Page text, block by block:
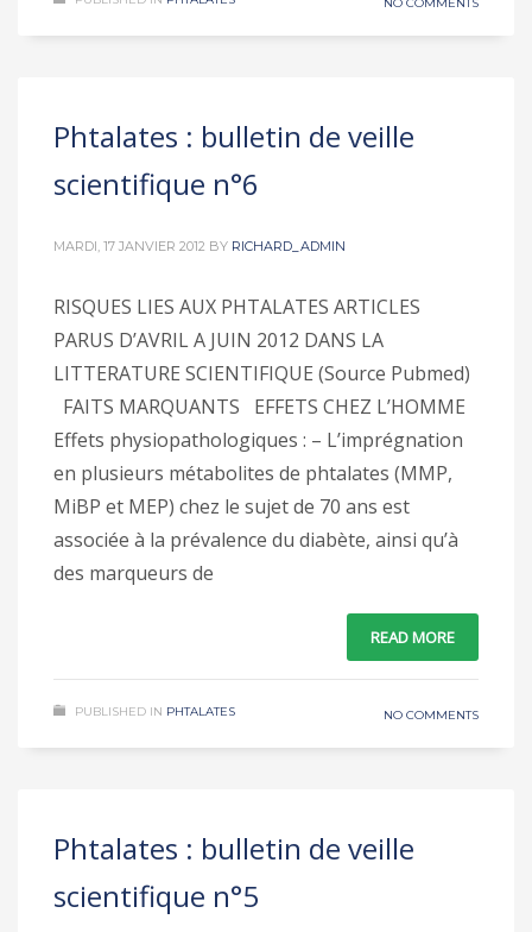
Phtalates : bulletin de veille
scientifique n°6
MARDI, 17 JANVIER 2012 BY RICHARD_ADMIN
RISQUES LIES AUX PHTALATES ARTICLES
PARUS D’AVRIL A JUIN 2012 DANS LA
LITTERATURE SCIENTIFIQUE (Source Pubmed)
FAITS MARQUANTS EFFETS CHEZ L’HOMME
Effets physiopathologiques : – L’imprégnation
en plusieurs métabolites de phtalates (MMP,
MiBP et MEP) chez le sujet de 70 ans est
associée à la prévalence du diabète, ainsi qu’à
des marqueurs de
READ MORE
PUBLISHED IN PHTALATES NO COMMENTS
Phtalates : bulletin de veille
scientifique n°5